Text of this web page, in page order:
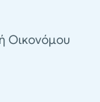
Οικονόμου